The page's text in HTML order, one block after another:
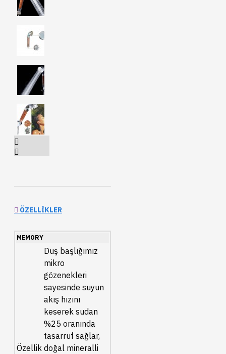
ÖZELLIKLER
MEMORY
Özellik
Duş başlığımız
mikro
gözenekleri
sayesinde suyun
akış hızını
keserek sudan
%25 oranında
tasarruf sağlar,
doğal mineralli